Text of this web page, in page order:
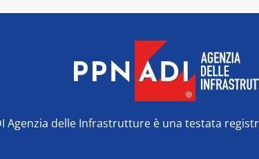
Agenzia delle Infrastrutture è una testata